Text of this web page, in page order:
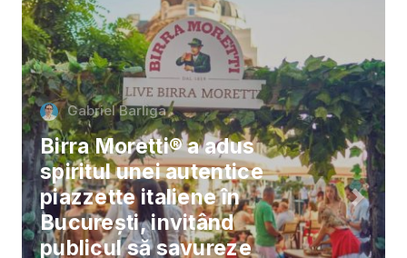
Gabriel Barliga
Birra Moretti® a adus
spiritul unei autentice
piazzette italiene în
București, invitând
publicul să savureze